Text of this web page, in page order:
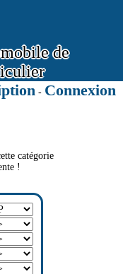
de
- Connexion
catégorie
!